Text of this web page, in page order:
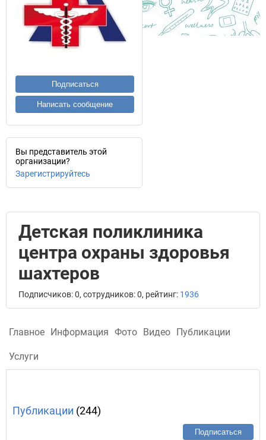
Подписаться
Написать сообщение
Вы представитель этой
организации?
Зарегистрируйтесь
Детская поликлиника
центра охраны здоровья
шахтеров
Подписчиков: 0, сотрудников: 0, рейтинг: 1936
Главное Информация Фото Видео Публикации
Услуги
Публикации (244)
Подписаться